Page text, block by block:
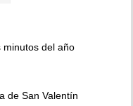
minutos del año
de San Valentín